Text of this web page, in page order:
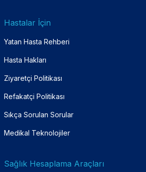
Hastalar İçin
Yatan Hasta Rehberi
Hasta Hakları
Ziyaretçi Politikası
Refakatçi Politikası
Sıkça Sorulan Sorular
Medikal Teknolojiler
Sağlık Hesaplama Araçları